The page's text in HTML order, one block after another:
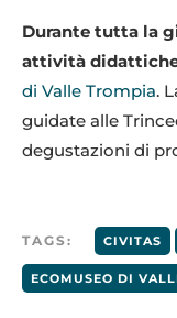
Durante tutta la
attività
di Valle Trompia.
guidate alle
degustazioni di
TAGS: CIVITAS
ECOMUSEO DI